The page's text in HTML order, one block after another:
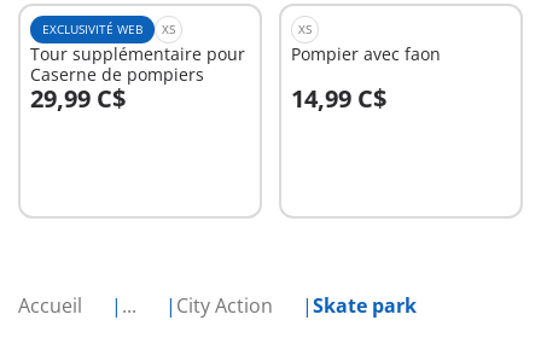
Accueil ... City Action Skate park
EXCLUSIVITÉ WEB XS
Tour supplémentaire pour
Caserne de pompiers
29,99 C$
Au panier
XS
Pompier avec faon
14,99 C$
Au panier